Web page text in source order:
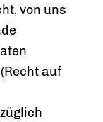
von uns
auf